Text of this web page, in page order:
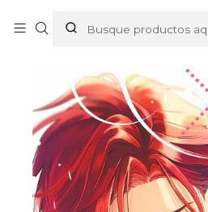
THERAPY GAME